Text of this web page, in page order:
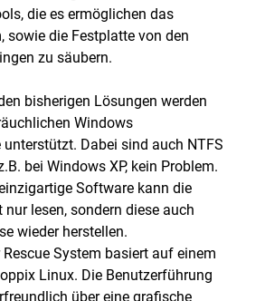
die es ermöglichen das
sowie die Festplatte von den
zu säubern.
bisherigen Lösungen werden
Windows
unterstützt. Dabei sind auch NTFS
bei Windows XP, kein Problem.
Software kann die
lesen, sondern diese auch
wieder herstellen.
System basiert auf einem
Linux. Die Benutzerführung
über eine grafische